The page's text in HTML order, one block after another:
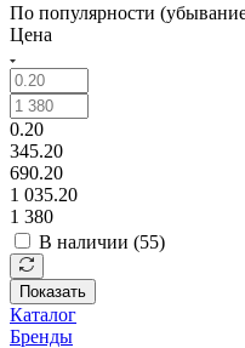
По популярности
Цена
0.20
345.20
690.20
1 035.20
1 380
В наличии (55)
Показать
Каталог
Бренды